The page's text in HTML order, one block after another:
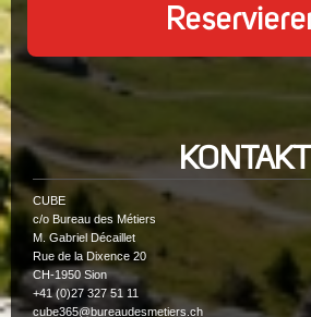
KONTAKT
CUBE
c/o Bureau des Métiers
M. Gabriel Décaillet
Rue de la Dixence 20
CH-1950 Sion
+41 (0)27 327 51 11
cube365@bureaudesmetiers.ch